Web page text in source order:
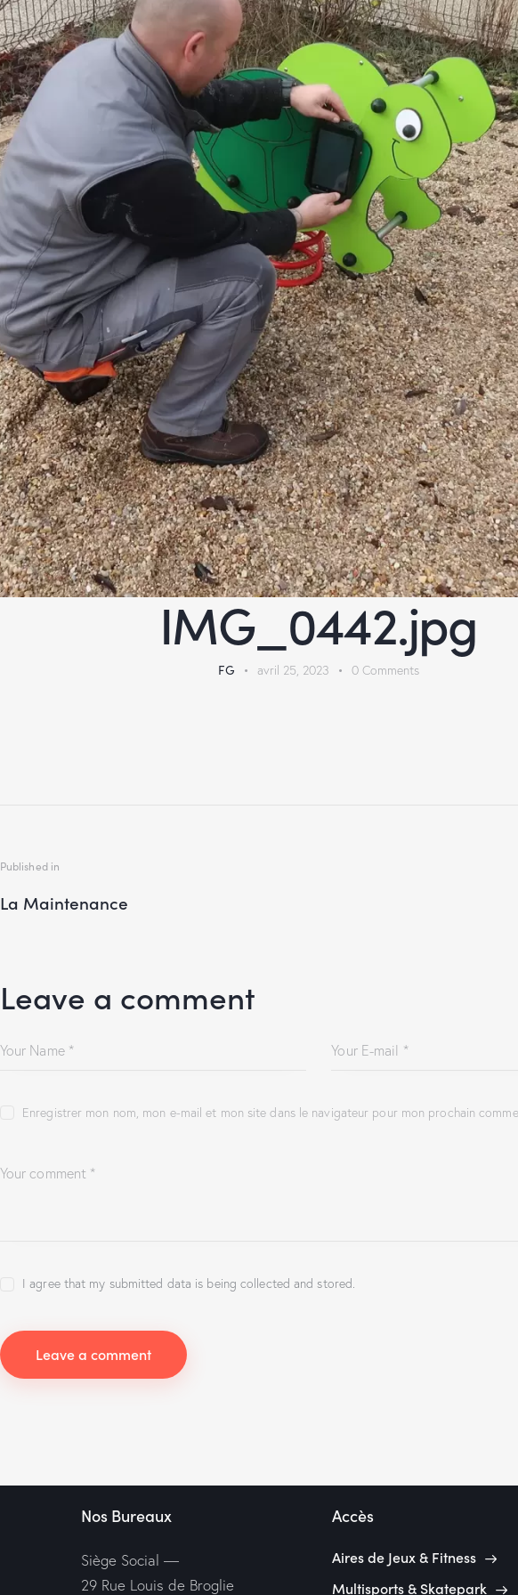
IMG_0442.jpg
FG avril 25, 2023 0 Comments
Published in
La Maintenance
Leave a comment
Enregistrer mon nom, mon e-mail et mon site dans le navigateur pour mon prochain
I agree that my submitted data is being collected and stored.
Nos Bureaux
Siège Social —
29 Rue Louis de Broglie
Accès
Aires de Jeux & Fitness
Multisports & Skatepark